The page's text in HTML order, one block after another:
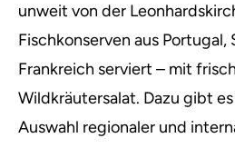
unweit von der
Fischkonserven aus Portugal,
Frankreich serviert – mit
Wildkräutersalat. Dazu gibt
Auswahl regionaler und